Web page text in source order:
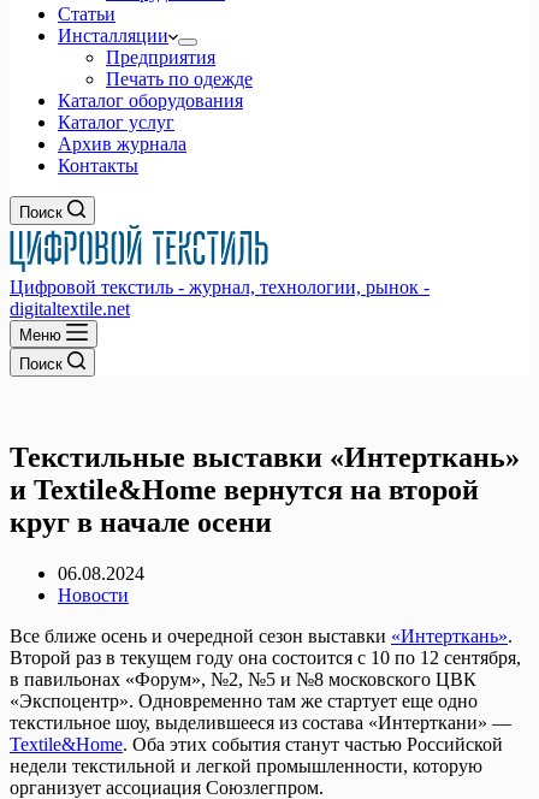
Статьи
Инсталляции
Предприятия
Печать по одежде
Каталог оборудования
Каталог услуг
Архив журнала
Контакты
Поиск
Цифровой текстиль - журнал, технологии, рынок -
digitaltextile.net
Меню
Поиск
Текстильные выставки «Интерткань»
и Textile&Home вернутся на второй
круг в начале осени
06.08.2024
Новости
Все ближе осень и очередной сезон выставки «Интерткань».
Второй раз в текущем году она состоится с 10 по 12 сентября,
в павильонах «Форум», №2, №5 и №8 московского ЦВК
«Экспоцентр». Одновременно там же стартует еще одно
текстильное шоу, выделившееся из состава «Интерткани» —
Textile&Home. Оба этих события станут частью Российской
недели текстильной и легкой промышленности, которую
организует ассоциация Союзлегпром.